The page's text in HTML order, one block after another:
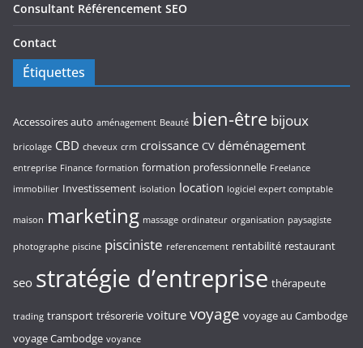
Consultant Référencement SEO
Contact
Étiquettes
Accessoires auto aménagement Beauté bien-être bijoux
bricolage CBD cheveux crm croissance CV déménagement
entreprise Finance formation formation professionnelle Freelance
immobilier Investissement isolation location logiciel expert comptable
maison marketing massage ordinateur organisation paysagiste
photographe piscine pisciniste referencement rentabilité restaurant
seo stratégie d’entreprise thérapeute
trading transport trésorerie voiture voyage voyage au Cambodge
voyage Cambodge voyance